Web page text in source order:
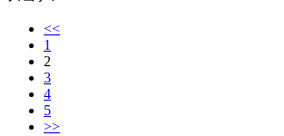
<<
1
2
3
4
5
>>